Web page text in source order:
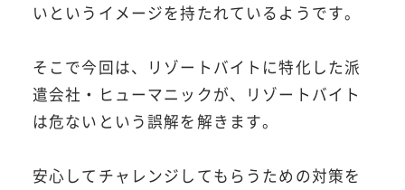
いというイメージを持たれているようです。
そこで今回は、リゾートバイトに特化した派
遣会社・ヒューマニックが、リゾートバイト
は危ないという誤解を解きます。
安心してチャレンジしてもらうための対策を